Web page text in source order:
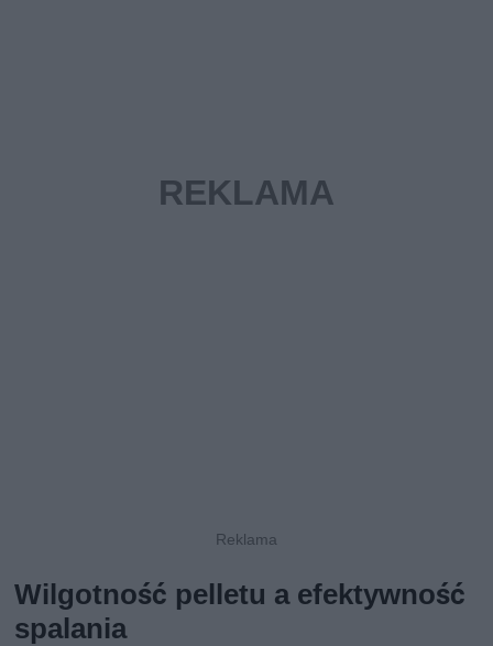
Wilgotność pelletu a efektywność
spalania